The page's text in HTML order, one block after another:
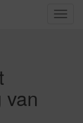
S
van